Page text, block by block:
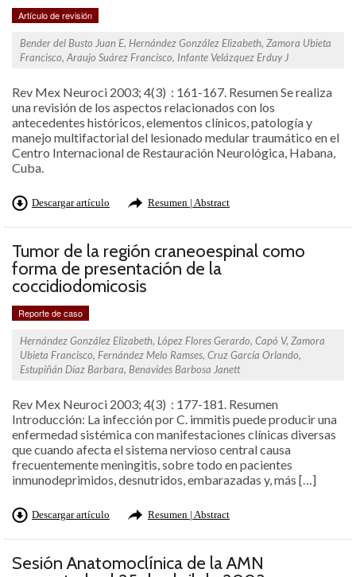
Artículo de revisión
Bender del Busto Juan E, Hernández González Elizabeth, Zamora Ubieta
Francisco, Araujo Suárez Francisco, Infante Velázquez Erduy J
Rev Mex Neuroci 2003; 4(3) : 161-167. Resumen Se realiza
una revisión de los aspectos relacionados con los
antecedentes históricos, elementos clínicos, patología y
manejo multifactorial del lesionado medular traumático en el
Centro Internacional de Restauración Neurológica, Habana,
Cuba.
Descargar artículo Resumen | Abstract
Tumor de la región craneoespinal como
forma de presentación de la
coccidiodomicosis
Reporte de caso
Hernández González Elizabeth, López Flores Gerardo, Capó V, Zamora
Ubieta Francisco, Fernández Melo Ramses, Cruz García Orlando,
Estupiñán Díaz Barbara, Benavides Barbosa Janett
Rev Mex Neuroci 2003; 4(3) : 177-181. Resumen
Introducción: La infección por C. immitis puede producir una
enfermedad sistémica con manifestaciones clínicas diversas
que cuando afecta el sistema nervioso central causa
frecuentemente meningitis, sobre todo en pacientes
inmunodeprimidos, desnutridos, embarazadas y, más […]
Descargar artículo Resumen | Abstract
Sesión Anatomoclínica de la AMN